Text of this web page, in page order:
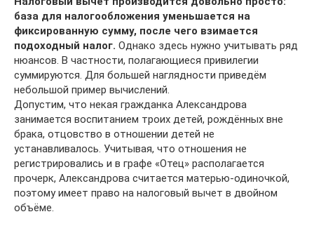
база для налогообложения уменьшается на
фиксированную сумму, после чего взимается
подоходный налог. Однако здесь нужно учитывать ряд
нюансов. В частности, полагающиеся привилегии
суммируются. Для большей наглядности приведём
небольшой пример вычислений.
Допустим, что некая гражданка Александрова
занимается воспитанием троих детей, рождённых вне
брака, отцовство в отношении детей не
устанавливалось. Учитывая, что отношения не
регистрировались и в графе «Отец» располагается
прочерк, Александрова считается матерью-одиночкой,
поэтому имеет право на налоговый вычет в двойном
объёме.